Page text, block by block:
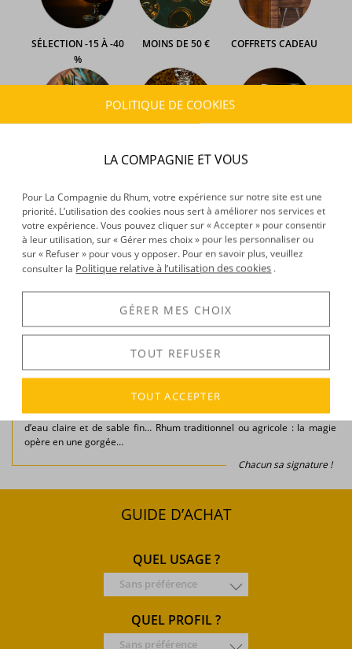
SÉLECTION -15 À -40
%
MOINS DE 50 € COFFRETS CADEAU
CARAFES CONNAISSEURS
MÉDAILLÉS CGA TOP VENTES
Rhum blanc, ambré ou épicé ?
invitation au voyage et au partage… Une part de mystère lovée dans un
moment de convivialité, un aller simple pour l’évasion, au cœur des îles
spiritueux, le rhum porte en lui mille et une notes exotiques : de
l’orchidée vanille au bois d’inde, en passant par d’envoûtantes images
d’eau claire et de sable fin… Rhum traditionnel ou agricole : la magie
opère en une gorgée…
Chacun sa signature !
GUIDE D’ACHAT
QUEL USAGE ?
Sans préférence
QUEL PROFIL ?
Sans préférence
POLITIQUE DE COOKIES
LA COMPAGNIE ET VOUS
Pour La Compagnie du Rhum, votre expérience sur notre site est une
priorité. L’utilisation des cookies nous sert à améliorer nos services et
votre expérience. Vous pouvez cliquer sur « Accepter » pour consentir
à leur utilisation, sur « Gérer mes choix » pour les personnaliser ou
sur « Refuser » pour vous y opposer. Pour en savoir plus, veuillez
consulter la Politique relative à l’utilisation des cookies .
GÉRER MES CHOIX
TOUT REFUSER
TOUT ACCEPTER